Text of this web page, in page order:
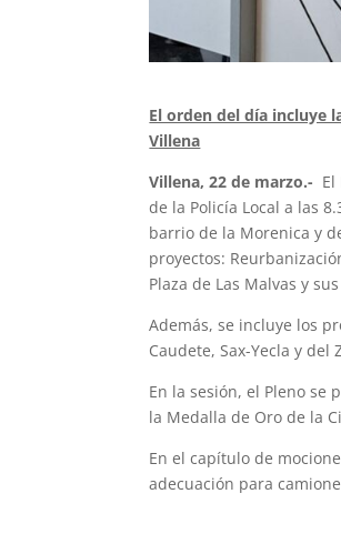
El orden del día incluye
Villena
Villena, 22 de marzo.-
de la Policía Local a las
barrio de la Morenica y
proyectos:
Plaza de Las Malvas y
Además, se incluye los
Caudete, Sax-Yecla y del
En la sesión, el Pleno se
la Medalla de Oro de la
En el capítulo de
adecuación para